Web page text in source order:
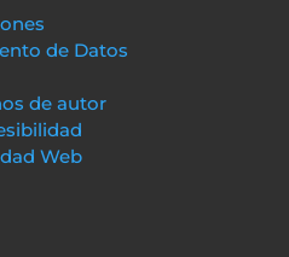
de Datos
de autor
Web